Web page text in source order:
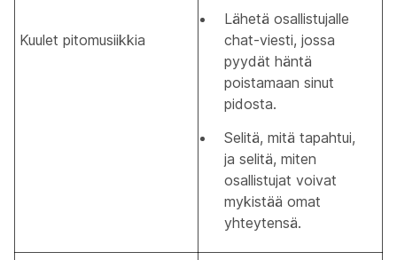
Kuulet pitomusiikkia
Lähetä osallistujalle
chat-viesti, jossa
pyydät häntä
poistamaan sinut
pidosta.
Selitä, mitä tapahtui,
ja selitä, miten
osallistujat voivat
mykistää omat
yhteytensä.